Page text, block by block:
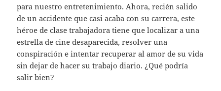
para nuestro entretenimiento. Ahora, recién salido
de un accidente que casi acaba con su carrera, este
héroe de clase trabajadora tiene que localizar a una
estrella de cine desaparecida, resolver una
conspiración e intentar recuperar al amor de su vida
sin dejar de hacer su trabajo diario. ¿Qué podría
salir bien?